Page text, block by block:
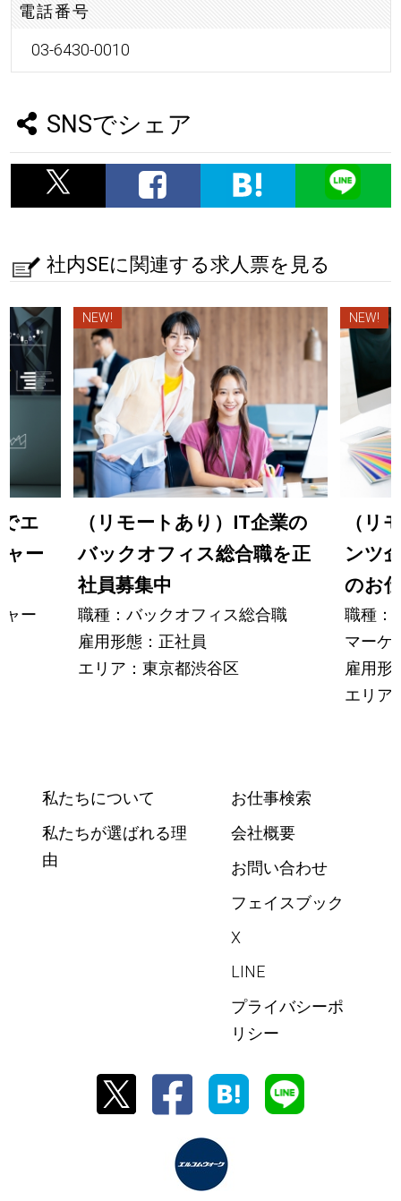
電話番号
03-6430-0010
SNSでシェア
社内SEに関連する求人票を見る
エ
ー
ャー
NEW!
（リモートあり）IT企業の
バックオフィス総合職を正
社員募集中
職種：バックオフィス総合職
雇用形態：正社員
エリア：東京都渋谷区
NEW!
（リ
ンツ
のお
職種：
マーケ
雇用形
エリア
私たちについて
私たちが選ばれる理
由
お仕事検索
会社概要
お問い合わせ
フェイスブック
X
LINE
プライバシーポ
リシー